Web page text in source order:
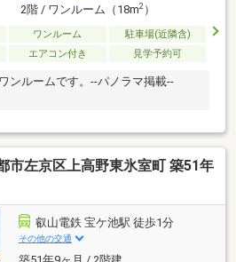
2階 / ワンルーム（18m2）
ワンルーム
駐車場(近隣含)
エアコン付き 見学予約可
ンルームです。--パノラマ掲載--
市左京区上高野東氷室町 築51年
叡山電鉄 宝ケ池駅 徒歩1分
その他の交通